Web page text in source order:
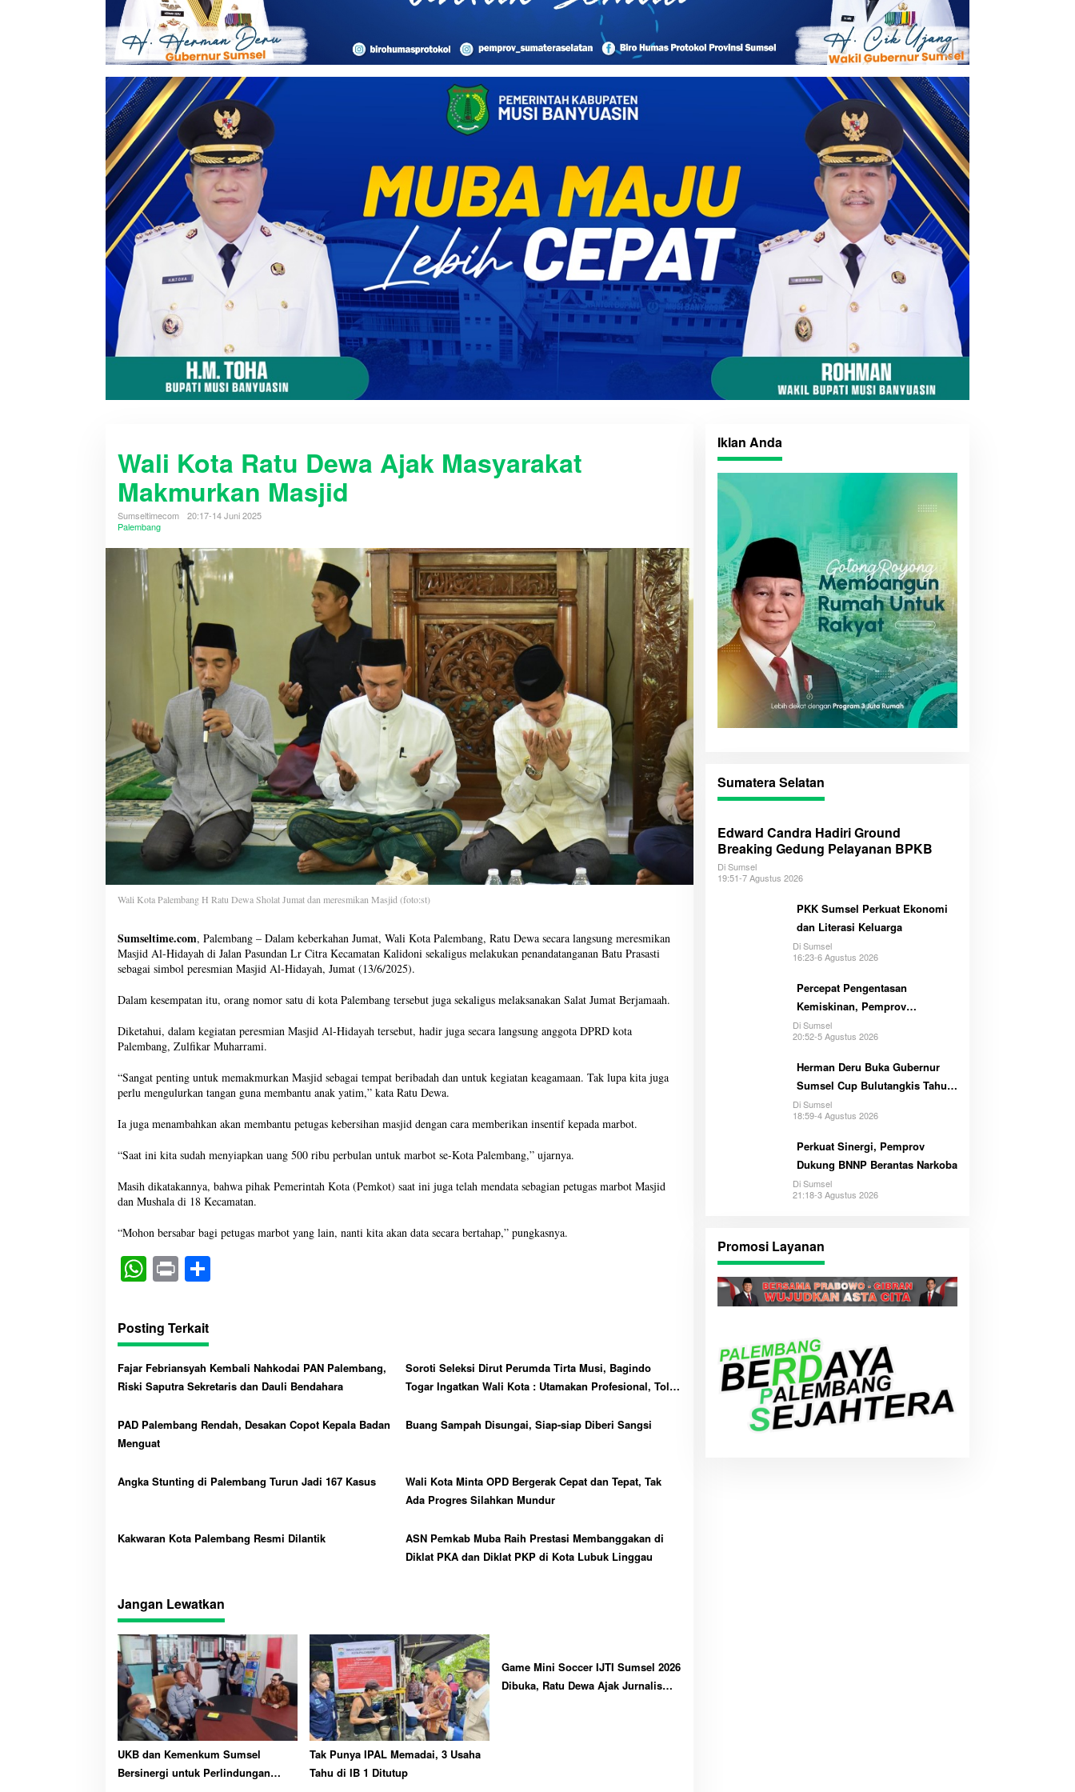
Wali Kota Ratu Dewa Ajak Masyarakat
Makmurkan Masjid
Sumseltimecom
20:17-14 Juni 2025
Palembang
Wali Kota Palembang H Ratu Dewa Sholat Jumat dan meresmikan Masjid (foto:st)
Sumseltime.com, Palembang – Dalam keberkahan Jumat, Wali Kota Palembang, Ratu Dewa secara langsung meresmikan
Masjid Al-Hidayah di Jalan Pasundan Lr Citra Kecamatan Kalidoni sekaligus melakukan penandatanganan Batu Prasasti
sebagai simbol peresmian Masjid Al-Hidayah, Jumat (13/6/2025).
Dalam kesempatan itu, orang nomor satu di kota Palembang tersebut juga sekaligus melaksanakan Salat Jumat Berjamaah.
Diketahui, dalam kegiatan peresmian Masjid Al-Hidayah tersebut, hadir juga secara langsung anggota DPRD kota
Palembang, Zulfikar Muharrami.
“Sangat penting untuk memakmurkan Masjid sebagai tempat beribadah dan untuk kegiatan keagamaan. Tak lupa kita juga
perlu mengulurkan tangan guna membantu anak yatim,” kata Ratu Dewa.
Ia juga menambahkan akan membantu petugas kebersihan masjid dengan cara memberikan insentif kepada marbot.
“Saat ini kita sudah menyiapkan uang 500 ribu perbulan untuk marbot se-Kota Palembang,” ujarnya.
Masih dikatakannya, bahwa pihak Pemerintah Kota (Pemkot) saat ini juga telah mendata sebagian petugas marbot Masjid
dan Mushala di 18 Kecamatan.
“Mohon bersabar bagi petugas marbot yang lain, nanti kita akan data secara bertahap,” pungkasnya.
W
ts
A
pp
Pr
t
Posting Terkait
Fajar Febriansyah Kembali Nahkodai PAN Palembang,
Riski Saputra Sekretaris dan Dauli Bendahara
Soroti Seleksi Dirut Perumda Tirta Musi, Bagindo
Togar Ingatkan Wali Kota : Utamakan Profesional, Tolak
PAD Palembang Rendah, Desakan Copot Kepala Badan
Menguat
Buang Sampah Disungai, Siap-siap Diberi Sangsi
Angka Stunting di Palembang Turun Jadi 167 Kasus
Wali Kota Minta OPD Bergerak Cepat dan Tepat, Tak
Ada Progres Silahkan Mundur
Kakwaran Kota Palembang Resmi Dilantik
ASN Pemkab Muba Raih Prestasi Membanggakan di
Diklat PKA dan Diklat PKP di Kota Lubuk Linggau
Jangan Lewatkan
UKB dan Kemenkum Sumsel
Bersinergi untuk Perlindungan
Tak Punya IPAL Memadai, 3 Usaha
Tahu di IB 1 Ditutup
Game Mini Soccer IJTI Sumsel 2026
Dibuka, Ratu Dewa Ajak Jurnalis
Iklan Anda
Sumatera Selatan
Edward Candra Hadiri Ground
Breaking Gedung Pelayanan BPKB
Di Sumsel
19:51-7 Agustus 2026
PKK Sumsel Perkuat Ekonomi
dan Literasi Keluarga
Di Sumsel
16:23-6 Agustus 2026
Percepat Pengentasan
Kemiskinan, Pemprov
Optimalkan GSMP Melalui
Multihelix
Di Sumsel
20:52-5 Agustus 2026
Herman Deru Buka Gubernur
Sumsel Cup Bulutangkis Tahun
2026
Di Sumsel
18:59-4 Agustus 2026
Perkuat Sinergi, Pemprov
Dukung BNNP Berantas Narkoba
Di Sumsel
21:18-3 Agustus 2026
Promosi Layanan